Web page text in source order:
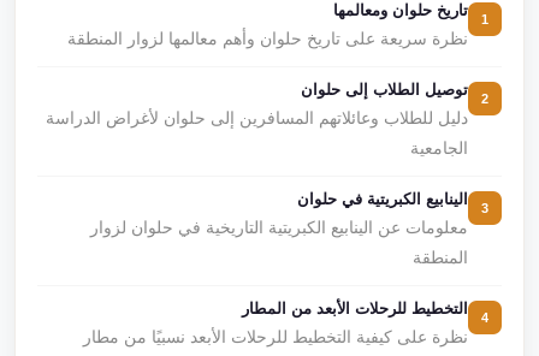
تاريخ حلوان ومعالمها
نظرة سريعة على تاريخ حلوان وأهم معالمها لزوار المنطقة
توصيل الطلاب إلى حلوان
دليل للطلاب وعائلاتهم المسافرين إلى حلوان لأغراض الدراسة
الجامعية
الينابيع الكبريتية في حلوان
معلومات عن الينابيع الكبريتية التاريخية في حلوان لزوار
المنطقة
التخطيط للرحلات الأبعد من المطار
نظرة على كيفية التخطيط للرحلات الأبعد نسبيًا من مطار